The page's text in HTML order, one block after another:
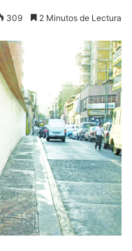
309 2 Minutos de Lectura